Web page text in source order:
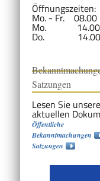
Öffnungszeiten:
Mo. - Fr. 08.00
Mo. 14.00 -
Do. 14.00 -
Satzungen
Lesen Sie unsere
aktuellen
Öffentliche
Bekanntmachungen
Satzungen